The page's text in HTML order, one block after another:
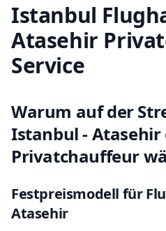
Istanbul
Atasehir
Service
Warum auf der
Istanbul - Atasehir
Privatchauffeur
Festpreismodell für
Atasehir